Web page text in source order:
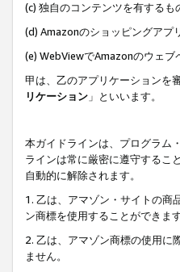
(c) 独自のコンテンツを有するも
(d) Amazonのショッピングアプ
(e) WebViewでAmazonのウェ
甲は、乙のアプリケーションを
リケーション 」といいます。
本ガイドラインは、プログラム
ラインは常に厳密に遵守するこ
自動的に解除されます。
1. 乙は、アマゾン・サイトの商
ン商標を使用することができます
2. 乙は、アマゾン商標の使用に
ません。